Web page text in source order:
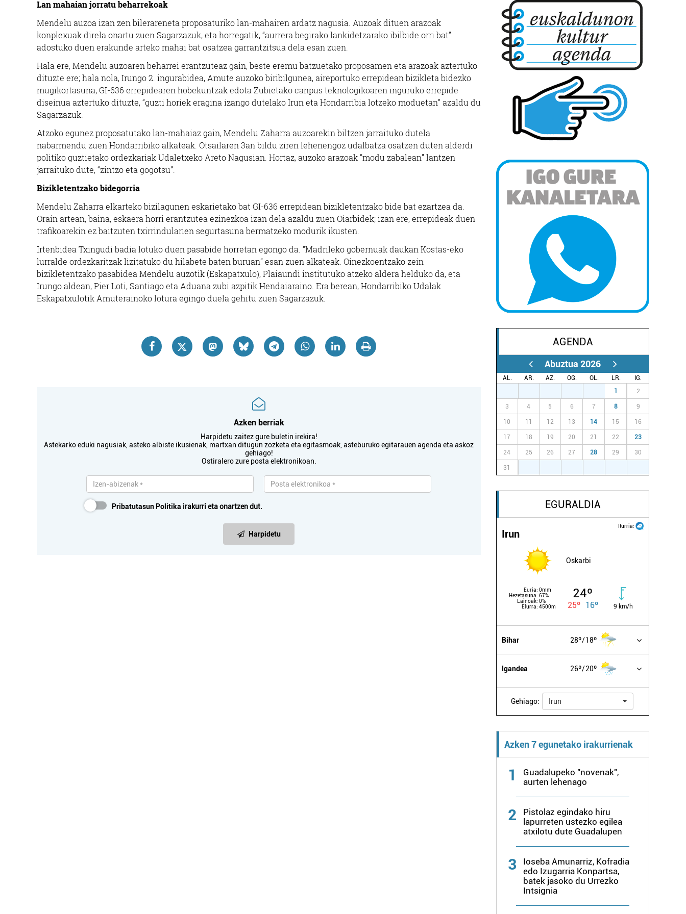
Lan mahaian jorratu beharrekoak
Mendelu auzoa izan zen bilerareneta proposaturiko lan-mahairen ardatz nagusia. Auzoak dituen arazoak
konplexuak direla onartu zuen Sagarzazuk, eta horregatik, “aurrera begirako lankidetzarako ibilbide orri bat”
adostuko duen erakunde arteko mahai bat osatzea garrantzitsua dela esan zuen.
Hala ere, Mendelu auzoaren beharrei erantzuteaz gain, beste eremu batzuetako proposamen eta arazoak aztertuko
dituzte ere; hala nola, Irungo 2. ingurabidea, Amute auzoko biribilgunea, aireportuko errepidean bizikleta bidezko
mugikortasuna, GI-636 errepidearen hobekuntzak edota Zubietako canpus teknologikoaren inguruko errepide
diseinua aztertuko dituzte, “guzti horiek eragina izango dutelako Irun eta Hondarribia lotzeko moduetan” azaldu du
Sagarzazuk.
Atzoko egunez proposatutako lan-mahaiaz gain, Mendelu Zaharra auzoarekin biltzen jarraituko dutela
nabarmendu zuen Hondarribiko alkateak. Otsailaren 3an bildu ziren lehenengoz udalbatza osatzen duten alderdi
politiko guztietako ordezkariak Udaletxeko Areto Nagusian. Hortaz, auzoko arazoak “modu zabalean” lantzen
jarraituko dute, “zintzo eta gogotsu”.
Bizikletentzako bidegorria
Mendelu Zaharra elkarteko bizilagunen eskarietako bat GI-636 errepidean bizikletentzako bide bat ezartzea da.
Orain artean, baina, eskaera horri erantzutea ezinezkoa izan dela azaldu zuen Oiarbidek; izan ere, errepideak duen
trafikoarekin ez baitzuten txirrindularien segurtasuna bermatzeko modurik ikusten.
Irtenbidea Txingudi badia lotuko duen pasabide horretan egongo da. “Madrileko gobernuak daukan Kostas-eko
lurralde ordezkaritzak lizitatuko du hilabete baten buruan” esan zuen alkateak. Oinezkoentzako zein
bizikletentzako pasabidea Mendelu auzotik (Eskapatxulo), Plaiaundi institutuko atzeko aldera helduko da, eta
Irungo aldean, Pier Loti, Santiago eta Aduana zubi azpitik Hendaiaraino. Era berean, Hondarribiko Udalak
Eskapatxulotik Amuterainoko lotura egingo duela gehitu zuen Sagarzazuk.
Azken berriak
Harpidetu zaitez gure buletin irekira!
Astekarko eduki nagusiak, asteko albiste ikusienak, martxan ditugun zozketa eta egitasmoak, asteburuko egitarauen agenda eta askoz
gehiago!
Ostiralero zure posta elektronikoan.
Pribatutasun Politika irakurri eta onartzen dut.
Harpidetu
AGENDA
Abuztua 2026
AL. AR. AZ. OG. OL. LR.
IG.
1 2
3 4 5 6 7 8 9
10 11 12 13 14 15 16
17 18 19 20 21 22 23
24 25 26 27 28 29 30
31
EGURALDIA
Iturria:
Irun
Oskarbi
Euria: 0mm
Hezetasuna: 67%
Lainoak: 0%
Elurra: 4500m
24º
25º 16º 9 km/h
Bihar 28º 18º
Igandea 26º 20º
Gehiago: Irun
Azken 7 egunetako irakurrienak
1
Guadalupeko "novenak",
aurten lehenago
2
Pistolaz egindako hiru
lapurreten ustezko egilea
atxilotu dute Guadalupen
3
Ioseba Amunarriz, Kofradia
edo Izugarria Konpartsa,
batek jasoko du Urrezko
Intsignia